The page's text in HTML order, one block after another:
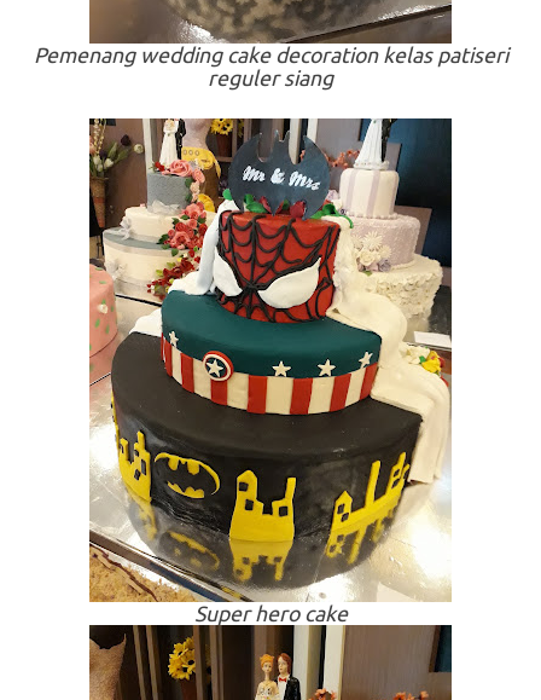
Pemenang wedding cake decorationkelas patiseri
reguler siang
Super hero cake